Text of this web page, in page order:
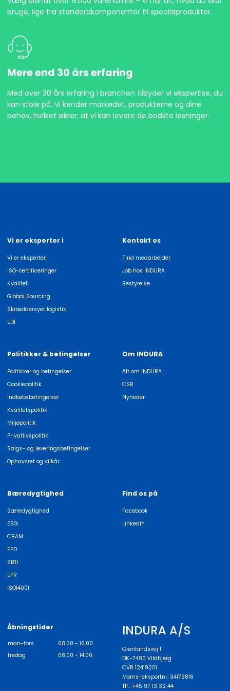
bruge, lige fra standardkomponenter til specialprodukter.
Mere end 30 års erfaring
Med over 30 års erfaring i branchen tilbyder vi ekspertise, du
kan stole på. Vi kender markedet, produkterne og dine
behov, hvilket sikrer, at vi kan levere de bedste løsninger.
Vi er eksperter i
Vi er eksperter i
ISO-certificeringer
Kvalitet
Global Sourcing
Skræddersyet logistik
EDI
Kontakt os
Find medarbejder
Job hos INDURA
Bestyrelse
Politikker & betingelser
Politikker og betingelser
Cookiepolitik
Indkøbsbetingelser
Kvalitetspolitik
Miljøpolitik
Privatlivspolitik
Salgs- og leveringsbetingelser
Ophavsret og vilkår
Om INDURA
Alt om INDURA
CSR
Nyheder
Bæredygtighed
Bæredygtighed
ESG
CBAM
EPD
SBTi
EPR
ISO14001
Find os på
Facebook
LinkedIn
Åbningstider
man-tors
08.00 - 16.00
fredag
08.00 - 14.00
INDURA A/S
Grønlandsvej 1
DK-7480 Vildbjerg
CVR 12419201
Moms-eksportnr. 34179816
Tlf.: +45 97 13 32 44